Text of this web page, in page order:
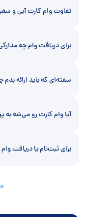
تفاوت وام کارت آبی و
برای دریافت وام چه
سفته‌ای که باید ارائه
آیا وام کارت رو می‌شه به
برای ثبت‌نام یا دریافت